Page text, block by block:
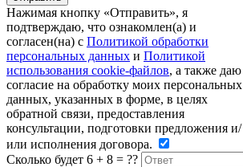
Нажимая кнопку «Отправить», я
подтверждаю, что ознакомлен(а) и
согласен(на) c Политикой обработки
персональных данных и Политикой
использования cookie-файлов, а также даю
согласие на обработку моих персональных
данных, указанных в форме, в целях
обратной связи, предоставления
консультации, подготовки предложения и/
или исполнения договора.
Сколько будет 6 + 8 = ??